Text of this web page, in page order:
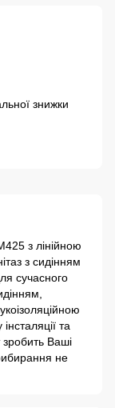
знижки
з лінійною
з сидінням
сучасного
та
зробить Ваші
не